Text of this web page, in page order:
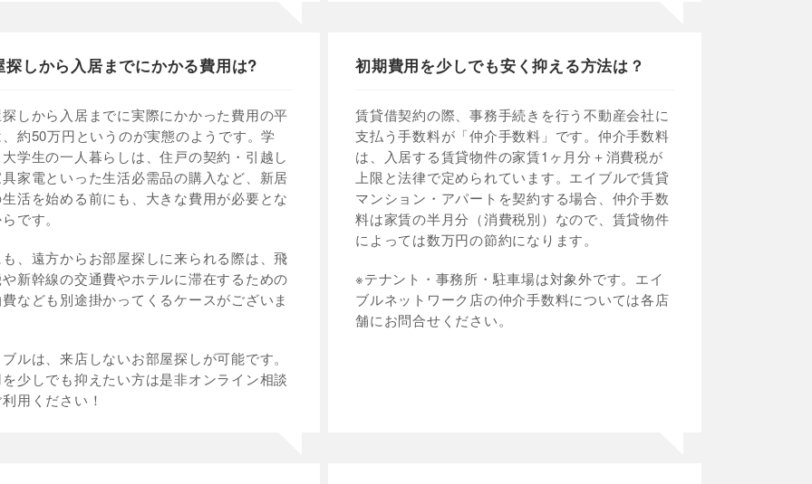
探しから入居までにかかる費用は?
しから入居までに実際にかかった費用の平
約50万円というのが実態のようです。学
学生の一人暮らしは、住戸の契約・引越し
家電といった生活必需品の購入など、新居
活を始める前にも、大きな費用が必要とな
です。
、遠方からお部屋探しに来られる際は、飛
新幹線の交通費やホテルに滞在するための
なども別途掛かってくるケースがございま
ルは、来店しないお部屋探しが可能です。
少しでも抑えたい方は是非オンライン相談
用ください！
初期費用を少しでも安く抑える方法は？
賃貸借契約の際、事務手続きを行う不動産会社に
支払う手数料が「仲介手数料」です。仲介手数料
は、入居する賃貸物件の家賃1ヶ月分＋消費税が
上限と法律で定められています。エイブルで賃貸
マンション・アパートを契約する場合、仲介手数
料は家賃の半月分（消費税別）なので、賃貸物件
によっては数万円の節約になります。
※テナント・事務所・駐車場は対象外です。エイ
ブルネットワーク店の仲介手数料については各店
舗にお問合せください。